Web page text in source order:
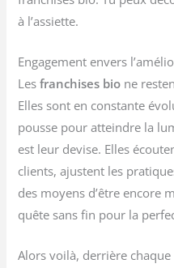
à l’assiette.
Engagement envers
Lesfranchises bio ne
Elles sont en constante
pousse pour atteindre la
est leur devise. Elles
clients, ajustent les
des moyens d’être encore
quête sans fin pour la
Alors voilà, derrière